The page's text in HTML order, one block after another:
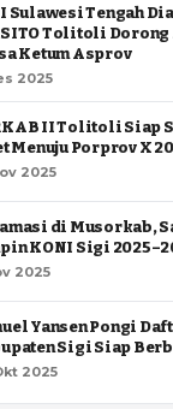
Sulawesi Tengah
Tolitoli
Ketum Asprov
2025
II Tolitoli Siap
Menuju Porprov X
2025
di Musorkab,
KONI Sigi
2025
Yansen Pongi
Sigi Siap
2025